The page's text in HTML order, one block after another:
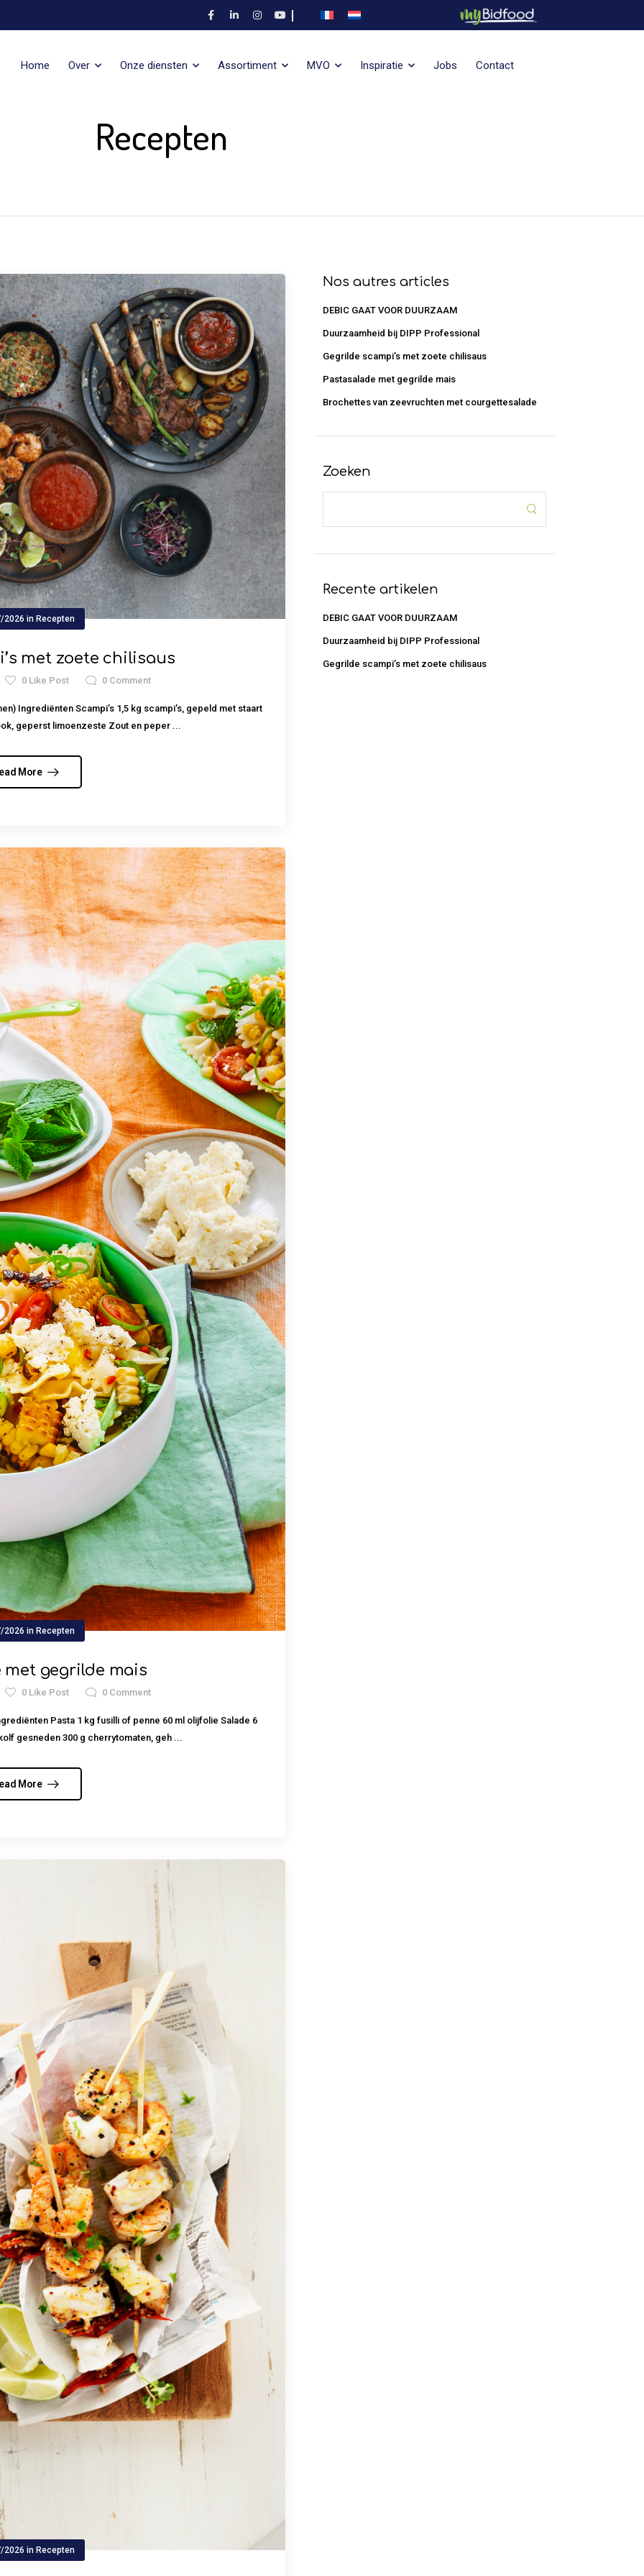
Home Over Onze diensten Assortiment MVO Inspiratie Jobs Contact
Recepten
Nos autres articles
DEBIC GAAT VOOR DUURZAAM
Duurzaamheid bij DIPP Professional
Gegrilde scampi’s met zoete chilisaus
Pastasalade met gegrilde mais
Brochettes van zeevruchten met courgettesalade
Zoeken
Recente artikelen
DEBIC GAAT VOOR DUURZAAM
Duurzaamheid bij DIPP Professional
Gegrilde scampi’s met zoete chilisaus
2026 in Recepten
met zoete chilisaus
0Like Post 0Comment
Ingrediënten Scampi’s 1,5 kg scampi’s, gepeld met staart
geperst limoenzeste Zout en peper ...
More
2026 in Recepten
met gegrilde mais
0Like Post 0Comment
Pasta 1 kg fusilli of penne 60 ml olijfolie Salade 6
gesneden 300 g cherrytomaten, geh ...
More
2026 inRecepten